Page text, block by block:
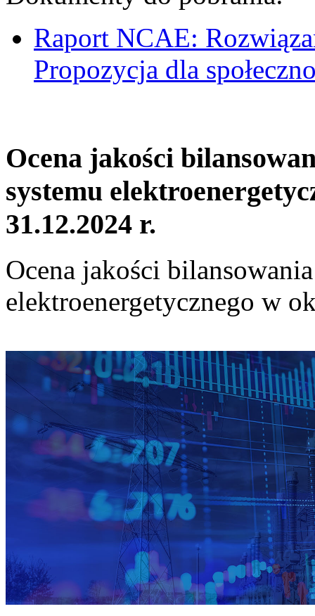
Raport NCAE:
Propozycja dla
Ocena jakości
systemu
31.12.2024 r.
Ocena jakości
elektroenergetycznego w